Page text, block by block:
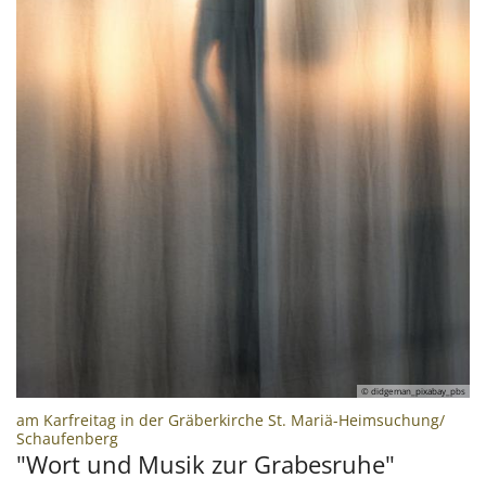
© didgeman_pixabay_pbs
am Karfreitag in der Gräberkirche St. Mariä-Heimsuchung/
Schaufenberg:
"Wort und Musik zur Grabesruhe"